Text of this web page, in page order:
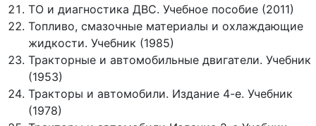
ТО и диагностика ДВС. Учебное пособие (2011)
Топливо, смазочные материалы и охлаждающие
жидкости. Учебник (1985)
Тракторные и автомобильные двигатели. Учебник
(1953)
Тракторы и автомобили. Издание 4-е. Учебник
(1978)